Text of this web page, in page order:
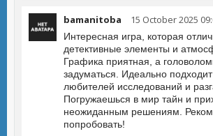
bamanitoba 15 October 2025
Интересная игра, которая
детективные элементы и
Графика приятная, а
задуматься. Идеально
любителей исследований и
Погружаешься в мир тайн и
неожиданным решениям.
попробовать!